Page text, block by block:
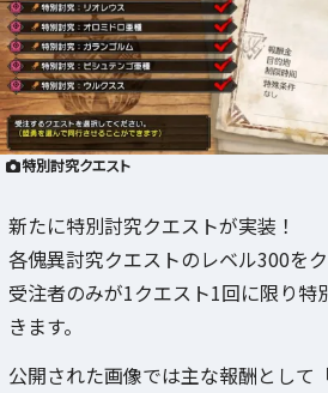
特別討究クエスト
新たに特別討究クエストが実装！
各傀異討究クエストのレベル300を
受注者のみが1クエスト1回に限り特
きます。
公開された画像では主な報酬として